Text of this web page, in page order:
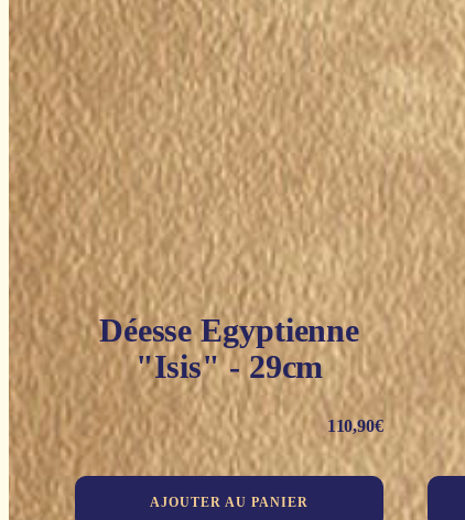
Déesse Egyptienne
"Isis" - 29cm
110,90€
AJOUTER AU PANIER